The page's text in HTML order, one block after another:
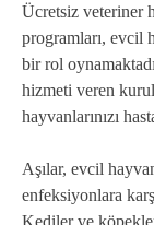
Ücretsiz veteriner
programları, evcil
bir rol
hizmeti veren
hayvanlarınızı
Aşılar, evcil
enfeksiyonlara